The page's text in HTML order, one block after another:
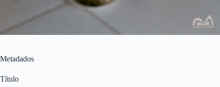
Metadados
Título